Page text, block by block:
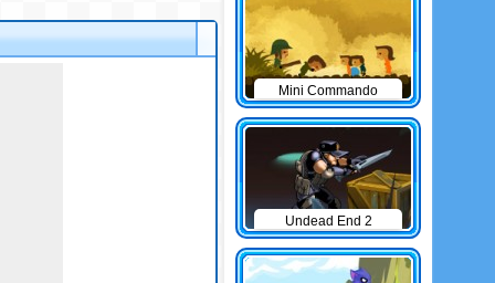
Mini Commando
Undead End 2